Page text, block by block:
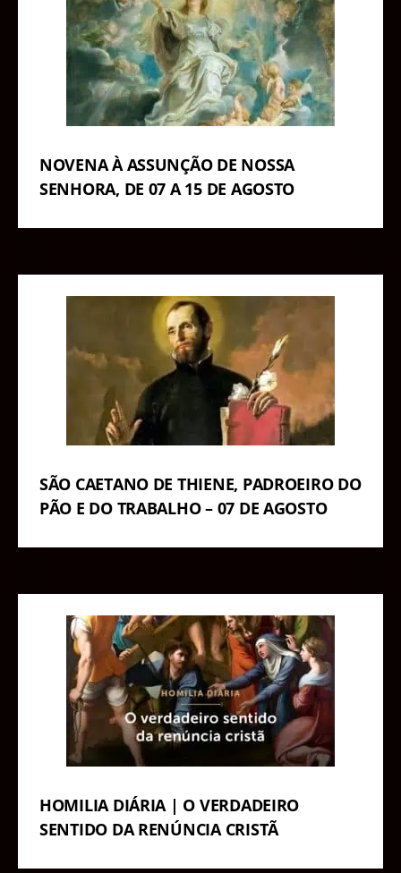
NOVENA À ASSUNÇÃO DE NOSSA
SENHORA, DE 07 A 15 DE AGOSTO
SÃO CAETANO DE THIENE, PADROEIRO DO
PÃO E DO TRABALHO – 07 DE AGOSTO
HOMILIA DIÁRIA | O VERDADEIRO
SENTIDO DA RENÚNCIA CRISTÃ